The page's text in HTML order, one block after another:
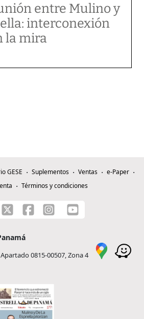
entre Mulino y
interconexión
la mira
GESE Suplementos Ventas
e-Paper
Términos y condiciones
0815-00507, Zona 4